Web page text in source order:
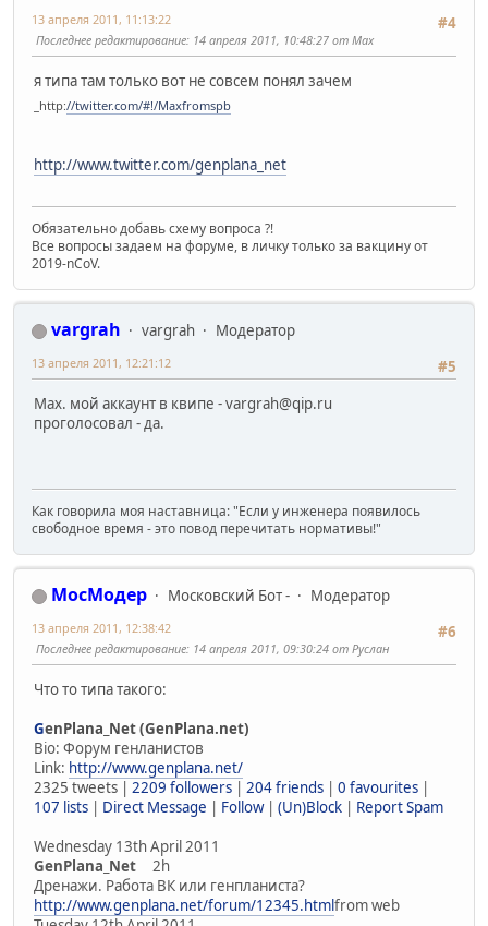
#4
13 апреля 2011, 11:13:22
Последнее редактирование: 14 апреля 2011, 10:48:27 от Max
я типа там только вот не совсем понял зачем
_http://twitter.com/#!/Maxfromspb
http://www.twitter.com/genplana_net
Обязательно добавь схему вопроса ?!
Все вопросы задаем на форуме, в личку только за вакцину от
2019-nCoV.
vargrah vargrah
Модератор
#5
13 апреля 2011, 12:21:12
Max. мой аккаунт в квипе - vargrah@qip.ru
проголосовал - да.
Как говорила моя наставница: "Если у инженера появилось
свободное время - это повод перечитать нормативы!"
МосМодер Московский Бот -
Модератор
#6
13 апреля 2011, 12:38:42
Последнее редактирование: 14 апреля 2011, 09:30:24 от Руслан
Что то типа такого:
GenPlana_Net (GenPlana.net)
Bio: Форум генланистов
Link: http://www.genplana.net/
2325 tweets | 2209 followers 204 friends 0 favourites
107 lists
Direct Message Follow| (Un)Block
Report Spam
Wednesday 13th April 2011
GenPlana_Net
2h
Дренажи. Работа ВК или генпланиста?
http://www.genplana.net/forum/12345.htmlfrom web